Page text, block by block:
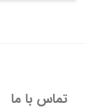
تماس با ما